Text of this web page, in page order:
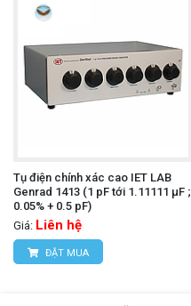
Tụ điện chính xác cao IET LAB
Genrad 1413 (1 pF tới 1.11111 µF ;
0.05% + 0.5 pF)
Giá: Liên hệ
ĐẶT MUA